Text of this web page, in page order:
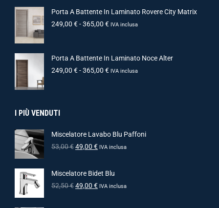
Porta A Battente In Laminato Rovere City Matrix
249,00 €-365,00 € IVA inclusa
Porta A Battente In Laminato Noce Alter
249,00 €-365,00 € IVA inclusa
I PIÙ VENDUTI
Miscelatore Lavabo Blu Paffoni
53,00€49,00 € IVA inclusa
Miscelatore Bidet Blu
52,50€49,00 € IVA inclusa